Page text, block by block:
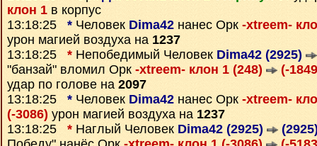
клон 1 в корпус
13:18:25 * Человек Dima42 нанес Орк -xtreem-
урон магией воздуха на 1237
13:18:25 * Непобедимый Человек Dima42 (2925)
"банзай" вломил Орк -xtreem- клон 1 (248)
(-
удар по голове на 2097
13:18:25 * Человек Dima42 нанес Орк -xtreem-
(-3086) урон магией воздуха на 1237
13:18:25 * Наглый Человек Dima42 (2925)